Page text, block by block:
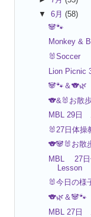
▼6月(58)
🐼🐾
Monkey &
🐰Soccer
Lion Picnic
🐼🐾＆🐨🌿
🐨&🐰お散
MBL 29日
🐰27日体操
🐨🐼🐰お散
MBL 27日
Lesson
🐰今日の様
🐨🌿＆🐼🐾
MBL 27日